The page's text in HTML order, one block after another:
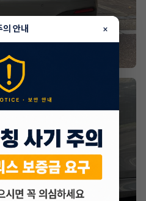
안내 ×